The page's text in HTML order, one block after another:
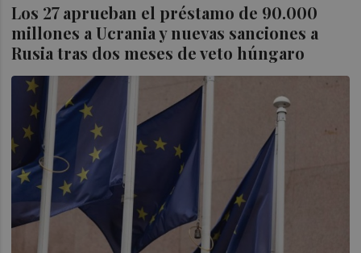
Los 27 aprueban el préstamo de 90.000
millones a Ucrania y nuevas sanciones a
Rusia tras dos meses de veto húngaro